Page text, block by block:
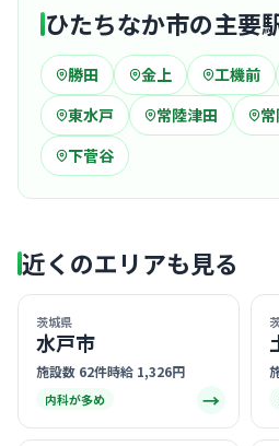
ひたちなか市の主要
勝田 金上 工機前
東水戸
常陸津田
下菅谷
近くのエリアも見る
茨城県
水戸市
施設数 62件時給 1,326円
内科が多め →